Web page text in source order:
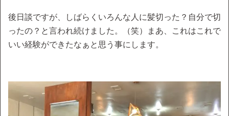
後日談ですが、しばらくいろんな人に髪切った？自分で切
ったの？と言われ続けました。（笑）まあ、これはこれで
いい経験ができたなぁと思う事にします。